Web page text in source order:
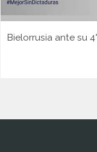
Bielorrusia ante su